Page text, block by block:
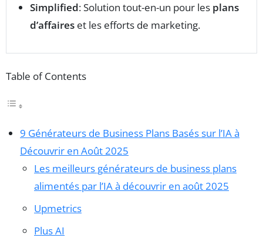
Simplified: Solution tout-en-un pour les plans
d’affaires et les efforts de marketing.
Table of Contents
9 Générateurs de Business Plans Basés sur l’IA à
Découvrir en Août 2025
Les meilleurs générateurs de business plans
alimentés par l’IA à découvrir en août 2025
Upmetrics
Plus AI